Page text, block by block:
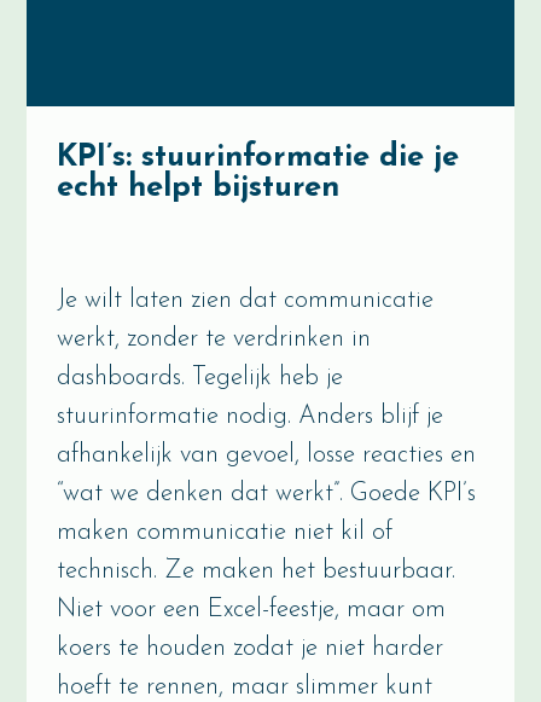
KPI’s: stuurinformatie die je
echt helpt bijsturen
Je wilt laten zien dat communicatie
werkt, zonder te verdrinken in
dashboards. Tegelijk heb je
stuurinformatie nodig. Anders blijf je
afhankelijk van gevoel, losse reacties en
“wat we denken dat werkt”. Goede KPI’s
maken communicatie niet kil of
technisch. Ze maken het bestuurbaar.
Niet voor een Excel-feestje, maar om
koers te houden zodat je niet harder
hoeft te rennen, maar slimmer kunt